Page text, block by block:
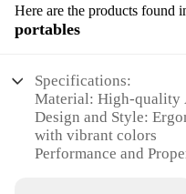
Here are the products found
portables
Specifications:
Material: High-quality
Design and Style:
with vibrant colors
Performance and